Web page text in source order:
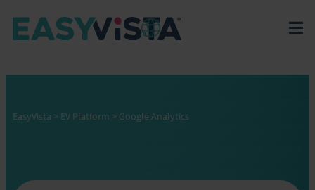
EasyVista > EV Platform > Google Analytics